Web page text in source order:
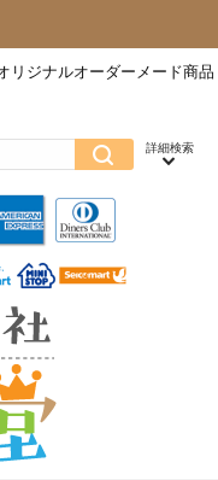
リジナルオーダーメード商品